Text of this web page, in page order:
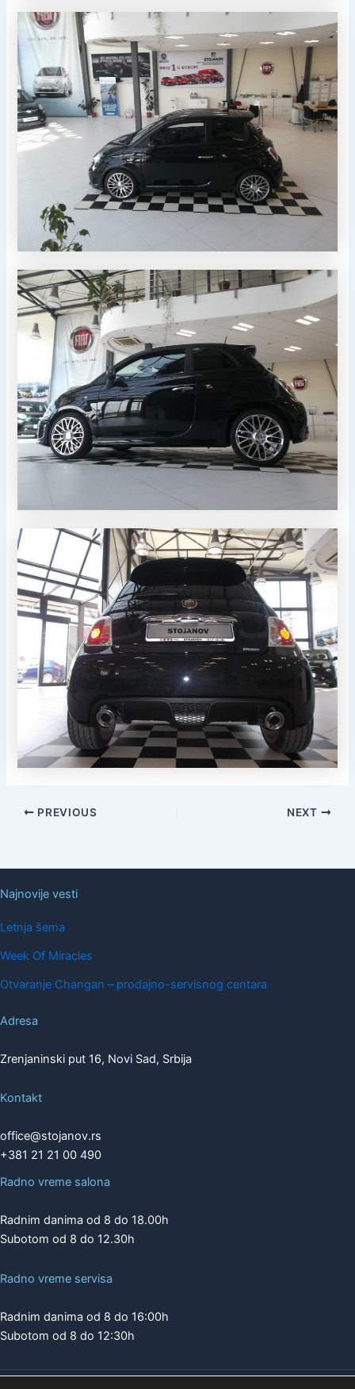
PREVIOUS NEXT
Najnovije vesti
Letnja šema
Week Of Miracles
Otvaranje Changan – prodajno-servisnog centara
Adresa
Zrenjaninski put 16, Novi Sad, Srbija
Kontakt
office@stojanov.rs
+381 21 21 00 490
Radno vreme salona
Radnim danima od 8 do 18.00h
Subotom od 8 do 12.30h
Radno vreme servisa
Radnim danima od 8 do 16:00h
Subotom od 8 do 12:30h